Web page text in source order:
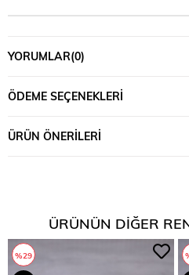
YORUMLAR(0)
ÖDEME SEÇENEKLERI
ÜRÜN ÖNERILERI
ÜRÜNÜN DIĞER
%29